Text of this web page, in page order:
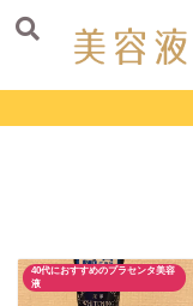
40代におすすめのプラセンタ美容
液